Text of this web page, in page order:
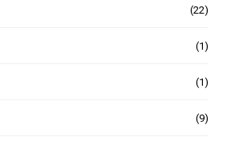
(22)
(1)
(1)
(9)